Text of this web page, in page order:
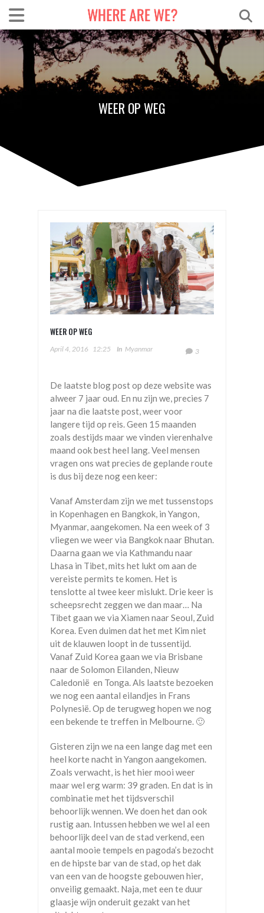
WEER OP WEG
WEER OP WEG
April 4, 2016 12:25 In Myanmar 3
De laatste blog post op deze website was
alweer 7 jaar oud. En nu zijn we, precies 7
jaar na die laatste post, weer voor
langere tijd op reis. Geen 15 maanden
zoals destijds maar we vinden vierenhalve
maand ook best heel lang. Veel mensen
vragen ons wat precies de geplande route
is dus bij deze nog een keer:
Vanaf Amsterdam zijn we met tussenstops
in Kopenhagen en Bangkok, in Yangon,
Myanmar, aangekomen. Na een week of 3
vliegen we weer via Bangkok naar Bhutan.
Daarna gaan we via Kathmandu naar
Lhasa in Tibet, mits het lukt om aan de
vereiste permits te komen. Het is
tenslotte al twee keer mislukt. Drie keer is
scheepsrecht zeggen we dan maar… Na
Tibet gaan we via Xiamen naar Seoul, Zuid
Korea. Even duimen dat het met Kim niet
uit de klauwen loopt in de tussentijd.
Vanaf Zuid Korea gaan we via Brisbane
naar de Solomon Eilanden, Nieuw
Caledonië en Tonga. Als laatste bezoeken
we nog een aantal eilandjes in Frans
Polynesië. Op de terugweg hopen we nog
een bekende te treffen in Melbourne. 🙂
Gisteren zijn we na een lange dag met een
heel korte nacht in Yangon aangekomen.
Zoals verwacht, is het hier mooi weer
maar wel erg warm: 39 graden. En dat is in
combinatie met het tijdsverschil
behoorlijk wennen. We doen het dan ook
rustig aan. Intussen hebben we wel al een
behoorlijk deel van de stad verkend, een
aantal mooie tempels en pagoda’s bezocht
en de hipste bar van de stad, op het dak
van een van de hoogste gebouwen hier,
onveilig gemaakt. Naja, met een te duur
glaasje wijn onderuit gezakt van het